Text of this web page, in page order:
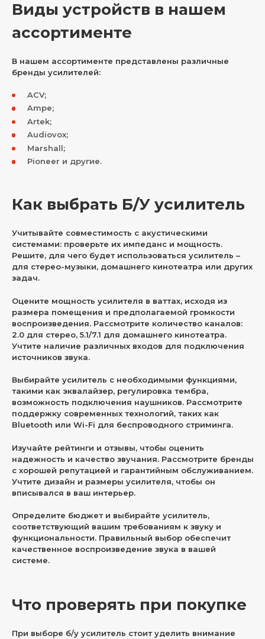
Виды устройств в нашем
ассортименте
В нашем ассортименте представлены различные
бренды усилителей:
ACV;
Ampe;
Artek;
Audiovox;
Marshall;
Pioneer и другие.
Как выбрать Б/У усилитель
Учитывайте совместимость с акустическими
системами: проверьте их импеданс и мощность.
Решите, для чего будет использоваться усилитель –
для стерео-музыки, домашнего кинотеатра или других
задач.
Оцените мощность усилителя в ваттах, исходя из
размера помещения и предполагаемой громкости
воспроизведения. Рассмотрите количество каналов:
2.0 для стерео, 5.1/7.1 для домашнего кинотеатра.
Учтите наличие различных входов для подключения
источников звука.
Выбирайте усилитель с необходимыми функциями,
такими как эквалайзер, регулировка тембра,
возможность подключения наушников. Рассмотрите
поддержку современных технологий, таких как
Bluetooth или Wi-Fi для беспроводного стриминга.
Изучайте рейтинги и отзывы, чтобы оценить
надежность и качество звучания. Рассмотрите бренды
с хорошей репутацией и гарантийным обслуживанием.
Учтите дизайн и размеры усилителя, чтобы он
вписывался в ваш интерьер.
Определите бюджет и выбирайте усилитель,
соответствующий вашим требованиям к звуку и
функциональности. Правильный выбор обеспечит
качественное воспроизведение звука в вашей
системе.
Что проверять при покупке
При выборе б/у усилитель стоит уделить внимание